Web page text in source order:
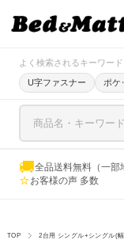
よく検索されるキーワード
U字ファスナー ポケ
🚚全品送料無料（一部
⭐お客様の声 多数
TOP 2台用 シングル+シングル(